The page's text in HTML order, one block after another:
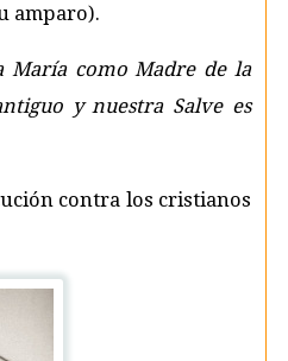
amparo).
María como Madre de la
y nuestra Salve es
contra los cristianos